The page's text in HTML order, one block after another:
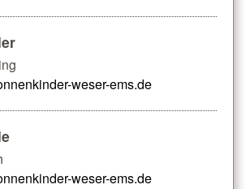
weser-ems.de
weser-ems.de